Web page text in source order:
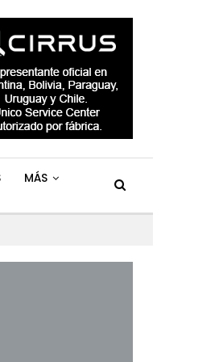
MÁS